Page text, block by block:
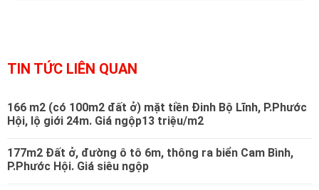
TIN TỨC LIÊN QUAN
166 m2 (có 100m2 đất ở) mặt tiền Đinh Bộ Lĩnh, P.Phước
Hội, lộ giới 24m. Giá ngộp13 triệu/m2
177m2 Đất ở, đường ô tô 6m, thông ra biển Cam Bình,
P.Phước Hội. Giá siêu ngộp